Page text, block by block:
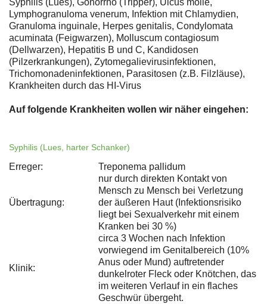
Syphilis (Lues), Gonorrhö (Tripper), Ulcus molle,
Lymphogranuloma venerum, Infektion mit Chlamydien,
Granuloma inguinale, Herpes genitalis, Condylomata
acuminata (Feigwarzen), Molluscum contagiosum
(Dellwarzen), Hepatitis B und C, Kandidosen
(Pilzerkrankungen), Zytomegalievirusinfektionen,
Trichomonadeninfektionen, Parasitosen (z.B. Filzläuse),
Krankheiten durch das HI-Virus
Auf folgende Krankheiten wollen wir näher eingehen:
Syphilis (Lues, harter Schanker)
Erreger: Treponema pallidum
Übertragung:
nur durch direkten Kontakt von
Mensch zu Mensch bei Verletzung
der äußeren Haut (Infektionsrisiko
liegt bei Sexualverkehr mit einem
Kranken bei 30 %)
Klinik:
circa 3 Wochen nach Infektion
vorwiegend im Genitalbereich (10%
Anus oder Mund) auftretender
dunkelroter Fleck oder Knötchen, das
im weiteren Verlauf in ein flaches
Geschwür übergeht.